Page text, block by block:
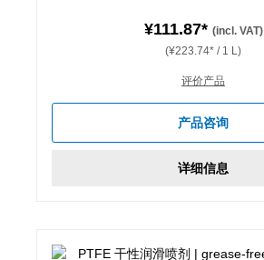
¥111.87* (incl. VAT)
(¥223.74* / 1 L)
评价产品
产品咨询
详细信息